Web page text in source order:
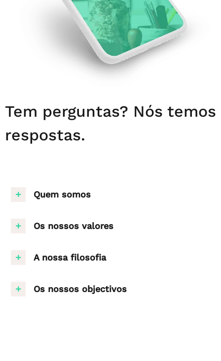
Tem perguntas? Nós temos
respostas.
Quem somos
Os nossos valores
A nossa filosofia
Os nossos objectivos